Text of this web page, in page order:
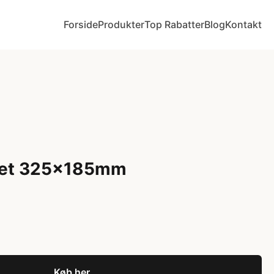
ForsideProdukterTop RabatterBlogKontakt
325x185mm